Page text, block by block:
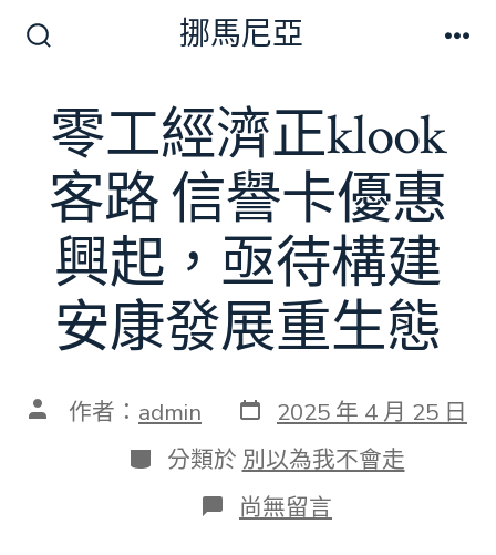
切
換
開
關
挪馬尼亞
零工經濟正klook
客路 信譽卡優惠
興起，亟待構建
安康發展重生態
文 作者： admin 發
表
日
期
2025 年 4 月 25 日
分
類
分類於 別以為我不會走
在
〈零
尚無留言